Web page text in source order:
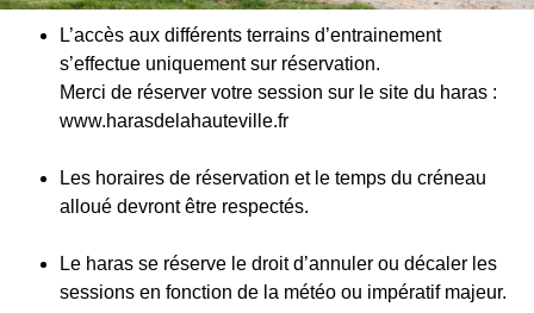
L’accès aux différents terrains d’entrainement
s’effectue uniquement sur réservation.
Merci de réserver votre session sur le site du haras :
www.harasdelahauteville.fr
Les horaires de réservation et le temps du créneau
alloué devront être respectés.
Le haras se réserve le droit d’annuler ou décaler les
sessions en fonction de la météo ou impératif majeur.